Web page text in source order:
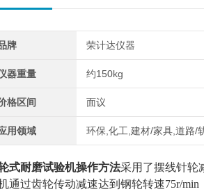
牌 荣计达仪器
器重量 约150kg
格区间 面议
用领域 环保,化工,建材/家具,道路/
式耐磨试验机操作方法采用了摆线针轮
通过齿轮传动减速达到钢轮转速75r/